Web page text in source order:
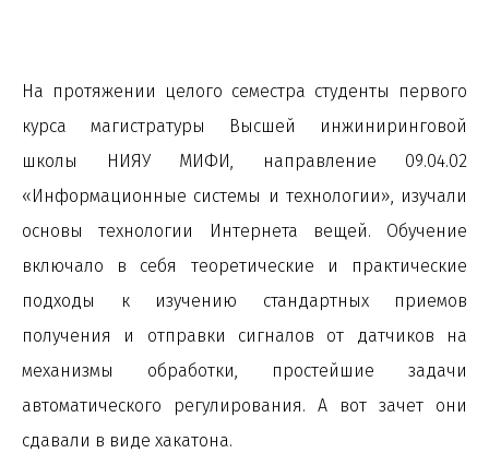
На протяжении целого семестра студенты первого
курса магистратуры Высшей инжиниринговой
школы НИЯУ МИФИ, направление 09.04.02
«Информационные системы и технологии», изучали
основы технологии Интернета вещей. Обучение
включало в себя теоретические и практические
подходы к изучению стандартных приемов
получения и отправки сигналов от датчиков на
механизмы обработки, простейшие задачи
автоматического регулирования. А вот зачет они
сдавали в виде хакатона.